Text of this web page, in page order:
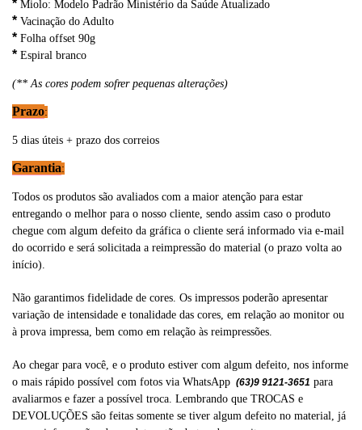
* Miolo: Modelo Padrão Ministério da Saúde Atualizado
* Vacinação do Adulto
* Folha offset 90g
* Espiral branco
(** As cores podem sofrer pequenas alterações)
Prazo:
5 dias úteis + prazo dos correios
Garantia:
Todos os produtos são avaliados com a maior atenção para estar
entregando o melhor para o nosso cliente, sendo assim caso o produto
chegue com algum defeito da gráfica o cliente será informado via e-mail
do ocorrido e será solicitada a reimpressão do material (o prazo volta ao
início).
Não garantimos fidelidade de cores. Os impressos poderão apresentar
variação de intensidade e tonalidade das cores, em relação ao monitor ou
à prova impressa, bem como em relação às reimpressões.
Ao chegar para você, e o produto estiver com algum defeito, nos informe
o mais rápido possível com fotos via WhatsApp (63)9 9121-3651 para
avaliarmos e fazer a possível troca. Lembrando que TROCAS e
DEVOLUÇÕES são feitas somente se tiver algum defeito no material, já